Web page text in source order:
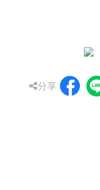
分享